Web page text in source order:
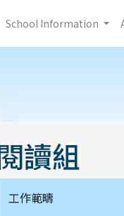
School Information
讀組
工作範疇